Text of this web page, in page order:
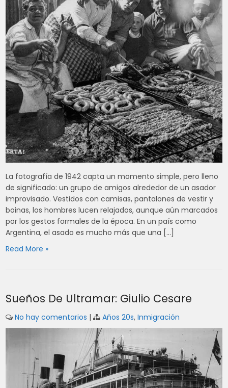
La fotografía de 1942 capta un momento simple, pero lleno
de significado: un grupo de amigos alrededor de un asador
improvisado. Vestidos con camisas, pantalones de vestir y
boinas, los hombres lucen relajados, aunque aún marcados
por los gestos formales de la época. En un país como
Argentina, el asado es mucho más que una […]
Read More »
Sueños De Ultramar: Giulio Cesare
No hay comentarios | Años 20s,Inmigración